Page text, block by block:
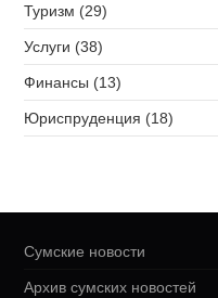
Туризм (29)
Услуги (38)
Финансы (13)
Юриспруденция (18)
Сумские новости
Архив сумских новостей